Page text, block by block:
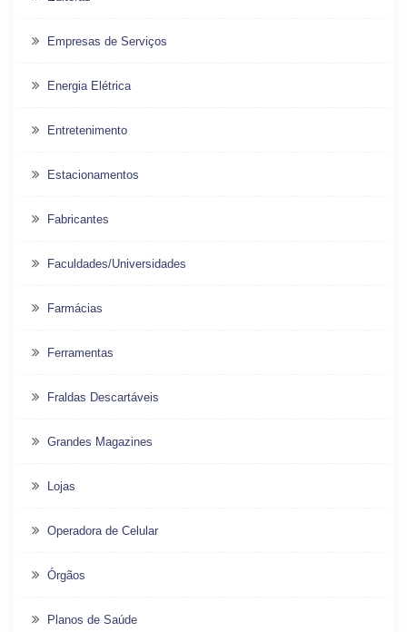
Empresas de Serviços
Energia Elétrica
Entretenimento
Estacionamentos
Fabricantes
Faculdades/Universidades
Farmácias
Ferramentas
Fraldas Descartáveis
Grandes Magazines
Lojas
Operadora de Celular
Órgãos
Planos de Saúde